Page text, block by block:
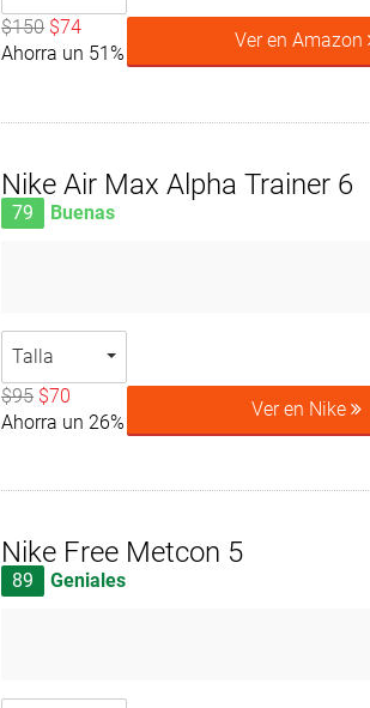
$150 $74
Ahorra un 51%
Ver en Amazon
Nike Air Max Alpha Trainer 6
79 Buenas
Talla
$95 $70
Ahorra un 26%
Ver en Nike
Nike Free Metcon 5
89 Geniales